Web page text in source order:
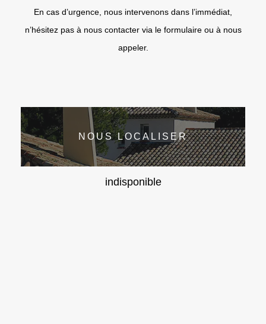
En cas d’urgence, nous intervenons dans l’immédiat,
n’hésitez pas à nous contacter via le formulaire ou à nous
appeler.
NOUS LOCALISER
indisponible